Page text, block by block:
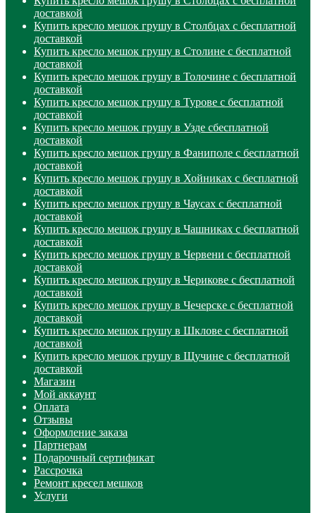
доставкой
Купить кресло мешок грушу в Столбцах с бесплатной
доставкой
Купить кресло мешок грушу в Столине с бесплатной
доставкой
Купить кресло мешок грушу в Толочине с бесплатной
доставкой
Купить кресло мешок грушу в Турове с бесплатной
доставкой
Купить кресло мешок грушу в Узде сбесплатной
доставкой
Купить кресло мешок грушу в Фаниполе с бесплатной
доставкой
Купить кресло мешок грушу в Хойниках с бесплатной
доставкой
Купить кресло мешок грушу в Чаусах с бесплатной
доставкой
Купить кресло мешок грушу в Чашниках с бесплатной
доставкой
Купить кресло мешок грушу в Червени с бесплатной
доставкой
Купить кресло мешок грушу в Черикове с бесплатной
доставкой
Купить кресло мешок грушу в Чечерске с бесплатной
доставкой
Купить кресло мешок грушу в Шклове с бесплатной
доставкой
Купить кресло мешок грушу в Щучине с бесплатной
доставкой
Магазин
Мой аккаунт
Оплата
Отзывы
Оформление заказа
Партнерам
Подарочный сертификат
Рассрочка
Ремонт кресел мешков
Услуги